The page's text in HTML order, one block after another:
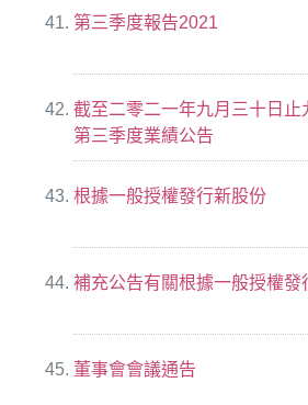
第三季度報告2021
截至二零二一年九月三十日止
第三季度業績公告
根據一般授權發行新股份
補充公告有關根據一般授權發
董事會會議通告